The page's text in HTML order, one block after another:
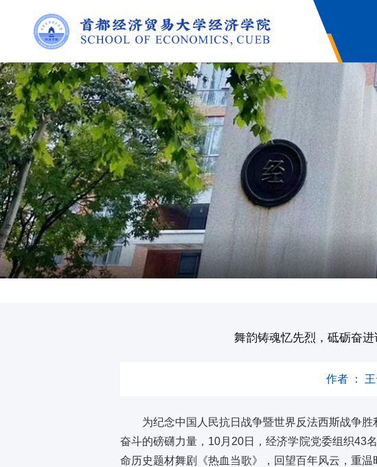
舞韵铸魂忆先烈，砥砺奋
作者 ：
为纪念中国人民抗日战争暨世界反法西斯战争
奋斗的磅礴力量，10月20日，经济学院党委组织43
命历史题材舞剧《热血当歌》，回望百年风云，重温